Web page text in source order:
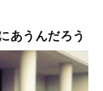
あうんだろう